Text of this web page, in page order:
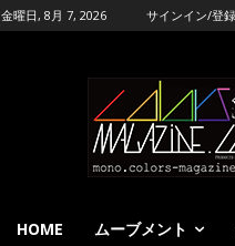
金曜日, 8月 7, 2026 サインイン/登
HOME ムーブメント